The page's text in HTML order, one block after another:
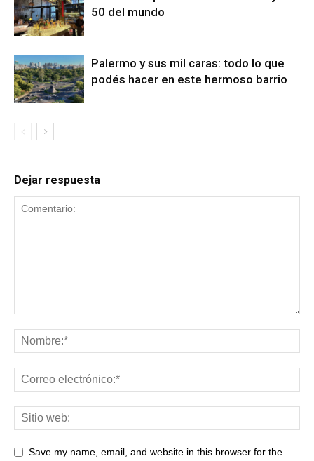
50 del mundo
Palermo y sus mil caras: todo lo que
podés hacer en este hermoso barrio
Dejar respuesta
Save my name, email, and website in this browser for the